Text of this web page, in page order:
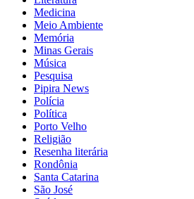
Medicina
Meio Ambiente
Memória
Minas Gerais
Música
Pesquisa
Pipira News
Polícia
Política
Porto Velho
Religião
Resenha literária
Rondônia
Santa Catarina
São José